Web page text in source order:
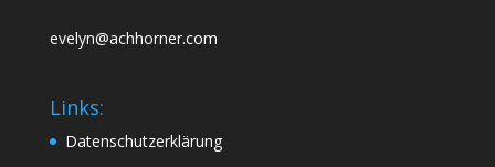
evelyn@achhorner.com
Links:
Datenschutzerklärung